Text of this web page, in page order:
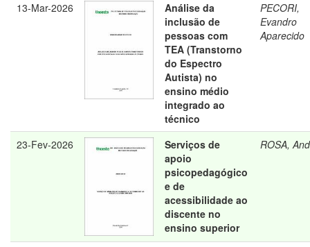
13-Mar-2026
Análise da
inclusão de
pessoas com
TEA (Transtorno
do Espectro
Autista) no
ensino médio
integrado ao
técnico
PECORI,
Evandro
Aparecido
23-Fev-2026
Serviços de
apoio
psicopedagógico
e de
acessibilidade ao
discente no
ensino superior
ROSA,